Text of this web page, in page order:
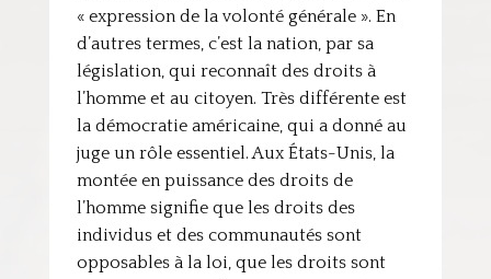
« expression de la volonté générale ». En
d’autres termes, c’est la nation, par sa
législation, qui reconnaît des droits à
l’homme et au citoyen. Très différente est
la démocratie américaine, qui a donné au
juge un rôle essentiel. Aux États-Unis, la
montée en puissance des droits de
l’homme signifie que les droits des
individus et des communautés sont
opposables à la loi, que les droits sont